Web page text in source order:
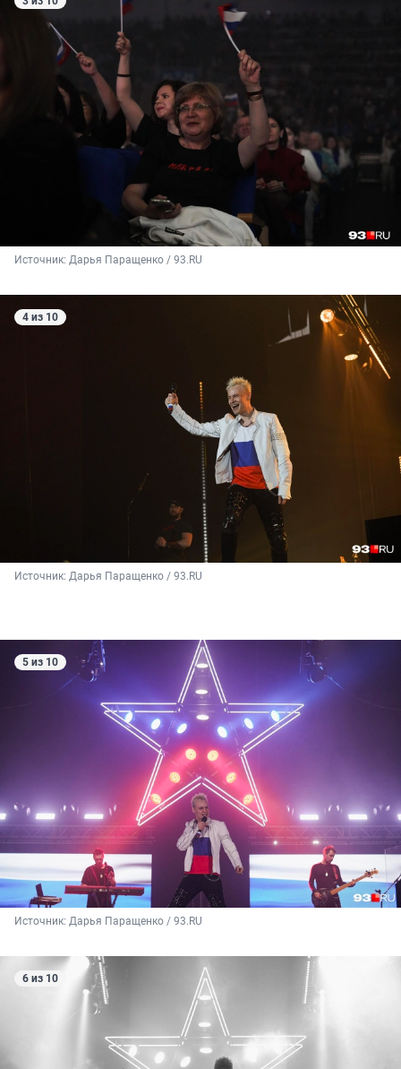
Источник: Дарья Паращенко / 93.RU
4 из 10
Источник: Дарья Паращенко / 93.RU
5 из 10
Источник: Дарья Паращенко / 93.RU
6 из 10